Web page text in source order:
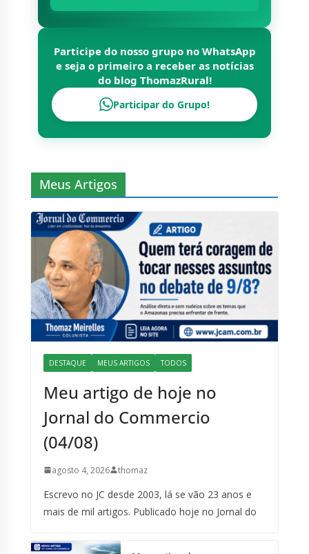
Participe do nosso grupo no WhatsApp
e seja o primeiro a receber as notícias
do blog ThomazRural!
Participar do Grupo!
Meus Artigos
DESTAQUE MEUS ARTIGOS TODOS
Meu artigo de hoje no
Jornal do Commercio
(04/08)
agosto 4, 2026 thomaz
Escrevo no JC desde 2003, lá se vão 23 anos e
mais de mil artigos. Publicado hoje no Jornal do